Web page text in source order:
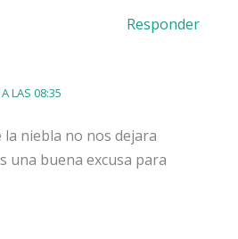
Responder
LAS 08:35
la niebla no nos dejara
una buena excusa para